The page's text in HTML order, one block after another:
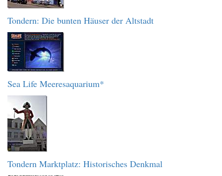
Tondern: Die bunten Häuser der Altstadt
Sea Life Meeresaquarium*
Tondern Marktplatz: Historisches Denkmal